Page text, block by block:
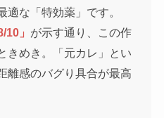
適な「特効薬」です。
」 が示す通り、この作
きめき。「元カレ」とい
離感のバグり具合が最高